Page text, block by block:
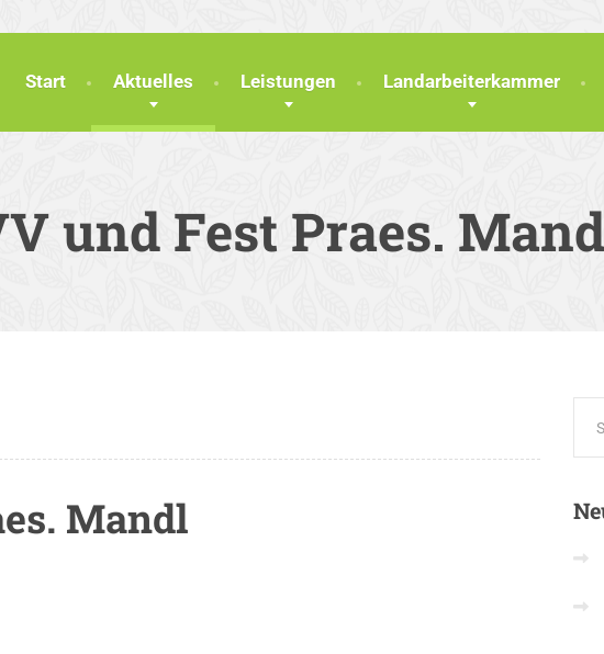
Start Aktuelles Leistungen Landarbeiterkammer
und Fest Praes.
Mandl